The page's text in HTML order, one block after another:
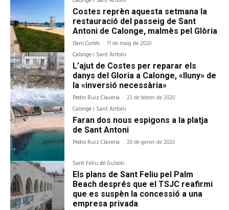
Costes reprèn aquesta setmana la
restauració del passeig de Sant
Antoni de Calonge, malmès pel Glòria
Dani Cortés - 11 de maig de 2020
Calonge i Sant Antoni
L’ajut de Costes per reparar els
danys del Gloria a Calonge, «lluny» de
la «inversió necessària»
Pedro Ruiz Claveria - 23 de febrer de 2020
Calonge i Sant Antoni
Faran dos nous espigons a la platja
de Sant Antoni
Pedro Ruiz Claveria - 20 de gener de 2020
Sant Feliu de Guíxols
Els plans de Sant Feliu pel Palm
Beach després que el TSJC reafirmi
que es suspèn la concessió a una
empresa privada